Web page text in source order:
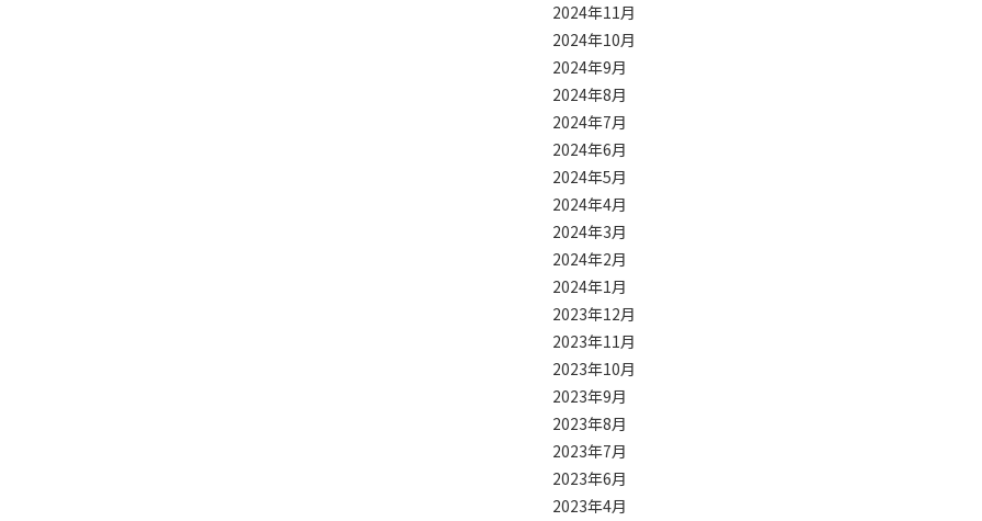
2024年11月
2024年10月
2024年9月
2024年8月
2024年7月
2024年6月
2024年5月
2024年4月
2024年3月
2024年2月
2024年1月
2023年12月
2023年11月
2023年10月
2023年9月
2023年8月
2023年7月
2023年6月
2023年4月